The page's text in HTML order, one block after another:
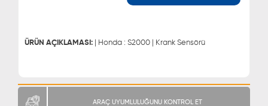
ÜRÜN AÇIKLAMASI: | Honda : S2000 | Krank Sensörü
0543 329 21 55
ARAÇ UYUMLULUĞUNU KONTROL ET